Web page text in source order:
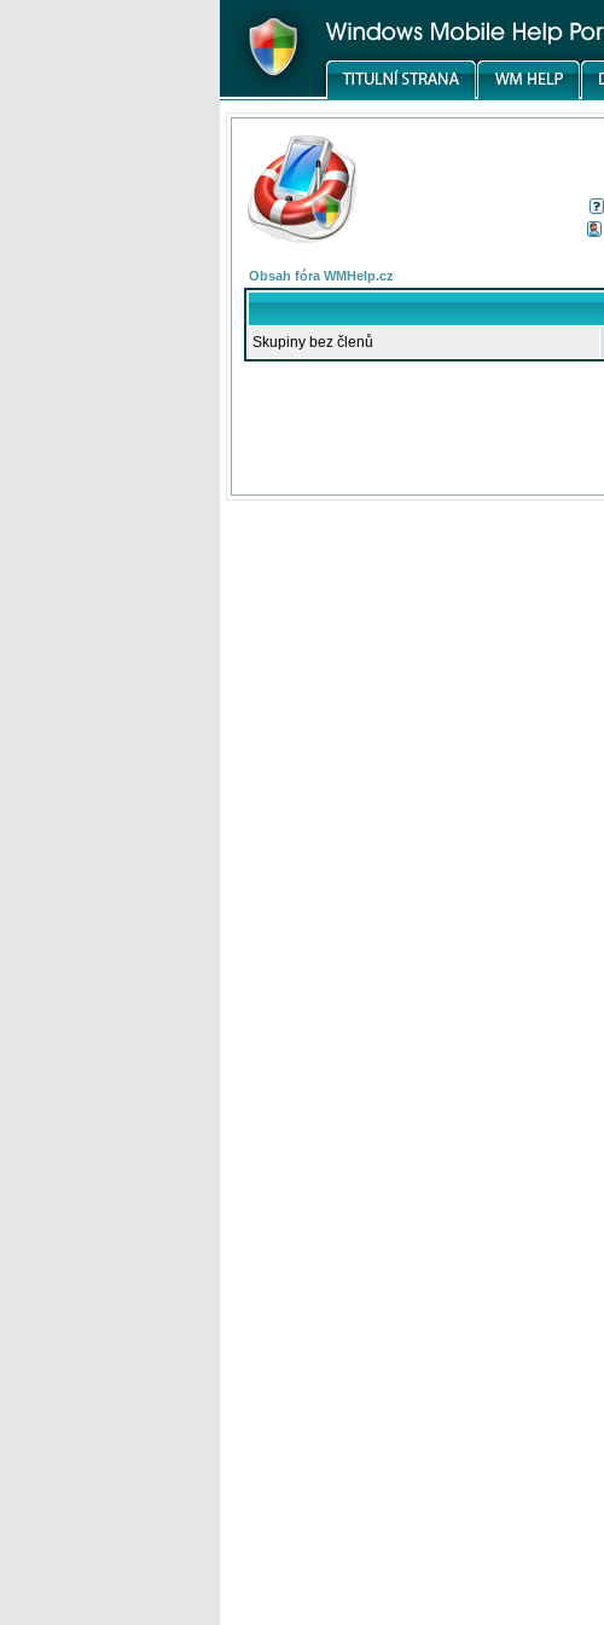
Obsah fóra WMHelp.cz
Skupiny bez členů